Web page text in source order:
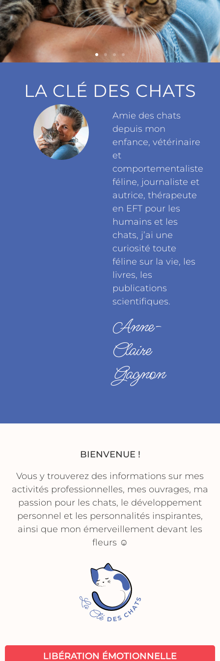
EN SAVOIR PLUS
EN SAVOIR PLUS
EN SAVOIR PLUS
LA CLÉ DES CHATS
Amie des chats
depuis mon
enfance, vétérinaire
et
comportementaliste
féline, journaliste et
autrice, thérapeute
en EFT pour les
humains et les
chats, j’ai une
curiosité toute
féline sur la vie, les
livres, les
publications
scientifiques.
Anne-
Claire
Gagnon
BIENVENUE !
Vous y trouverez des informations sur mes
activités professionnelles, mes ouvrages, ma
passion pour les chats, le développement
personnel et les personnalités inspirantes,
ainsi que mon émerveillement devant les
fleurs ☺
LIBÉRATION ÉMOTIONNELLE